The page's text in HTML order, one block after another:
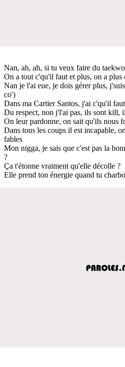
Nan, ah, ah, si tu veux faire du
On a tout c'qu'il faut et plus, on a
Nan je l'ai eue, je dois gérer plus,
co')
Dans ma Cartier Santos, j'ai c'qu'il
Du respect, non j'l'ai pas, ils sont kill,
On leur pardonne, on sait qu'ils nous
Dans tous les coups il est incapable,
fables
Mon nigga, je sais que c'est pas la
?
Ça t'étonne vraiment qu'elle décolle ?
Elle prend ton énergie quand tu